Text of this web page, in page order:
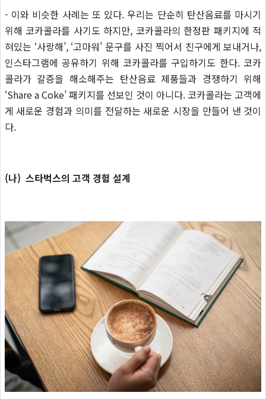
- 이와 비슷한 사례는 또 있다. 우리는 단순히 탄산음료를 마시기
위해 코카콜라를 사기도 하지만, 코카콜라의 한정판 패키지에 적
혀있는 ‘사랑해’, ‘고마워’ 문구를 사진 찍어서 친구에게 보내거나,
인스타그램에 공유하기 위해 코카콜라를 구입하기도 한다. 코카
콜라가 갈증을 해소해주는 탄산음료 제품들과 경쟁하기 위해
‘Share a Coke’ 패키지를 선보인 것이 아니다. 코카콜라는 고객에
게 새로운 경험과 의미를 전달하는 새로운 시장을 만들어 낸 것이
다.
(나) 스타벅스의 고객 경험 설계